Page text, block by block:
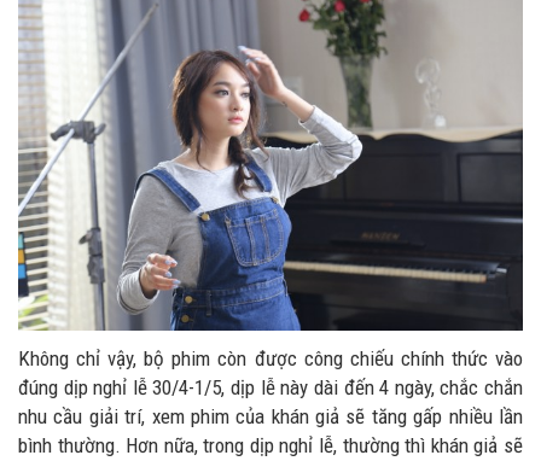
Không chỉ vậy, bộ phim còn được công chiếu chính thức vào
đúng dịp nghỉ lễ 30/4-1/5, dịp lễ này dài đến 4 ngày, chắc chắn
nhu cầu giải trí, xem phim của khán giả sẽ tăng gấp nhiều lần
bình thường. Hơn nữa, trong dịp nghỉ lễ, thường thì khán giả sẽ